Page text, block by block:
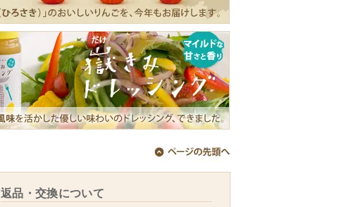
返品・交換について